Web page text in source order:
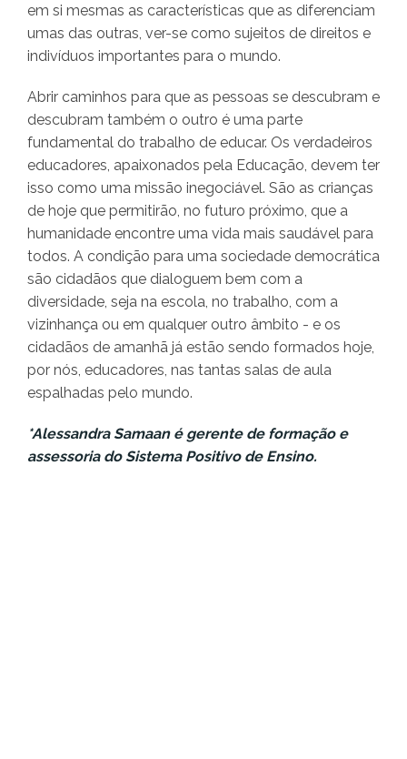
em si mesmas as características que as diferenciam
umas das outras, ver-se como sujeitos de direitos e
indivíduos importantes para o mundo.
Abrir caminhos para que as pessoas se descubram e
descubram também o outro é uma parte
fundamental do trabalho de educar. Os verdadeiros
educadores, apaixonados pela Educação, devem ter
isso como uma missão inegociável. São as crianças
de hoje que permitirão, no futuro próximo, que a
humanidade encontre uma vida mais saudável para
todos. A condição para uma sociedade democrática
são cidadãos que dialoguem bem com a
diversidade, seja na escola, no trabalho, com a
vizinhança ou em qualquer outro âmbito - e os
cidadãos de amanhã já estão sendo formados hoje,
por nós, educadores, nas tantas salas de aula
espalhadas pelo mundo.
*Alessandra Samaan é gerente de formação e
assessoria do Sistema Positivo de Ensino.